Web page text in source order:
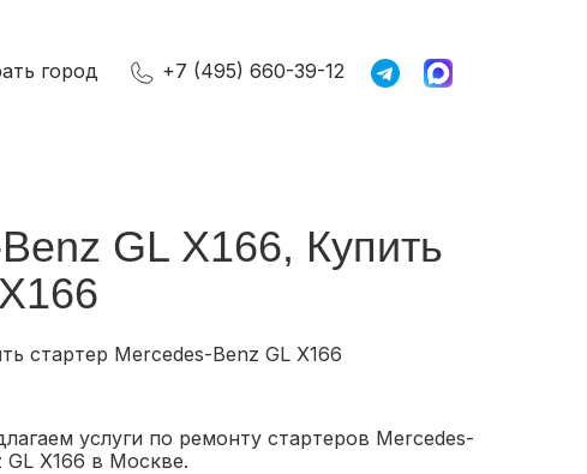
город +7 (495) 660-39-12
GL X166, Купить
стартер Mercedes-Benz GL X166
услуги по ремонту стартеров Mercedes-
GL X166 в Москве.